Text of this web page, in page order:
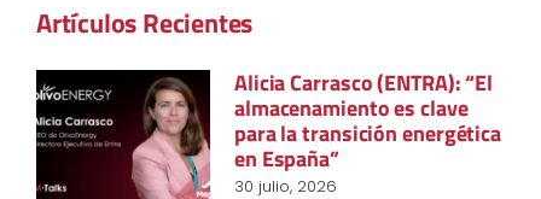
Artículos Recientes
Alicia Carrasco (ENTRA): “El
almacenamiento es clave
para la transición energética
en España”
30 julio, 2026